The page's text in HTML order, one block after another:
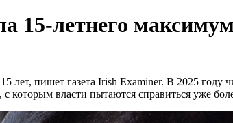
15-летнего
лет, пишет газета Irish Examiner. В 2025 году
которым власти пытаются справиться уже